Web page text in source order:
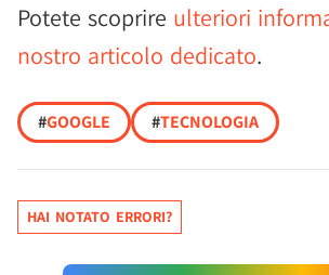
Potete scoprire ulteriori
nostro articolo dedicato.
#GOOGLE #TECNOLOGIA
HAI NOTATO ERRORI?